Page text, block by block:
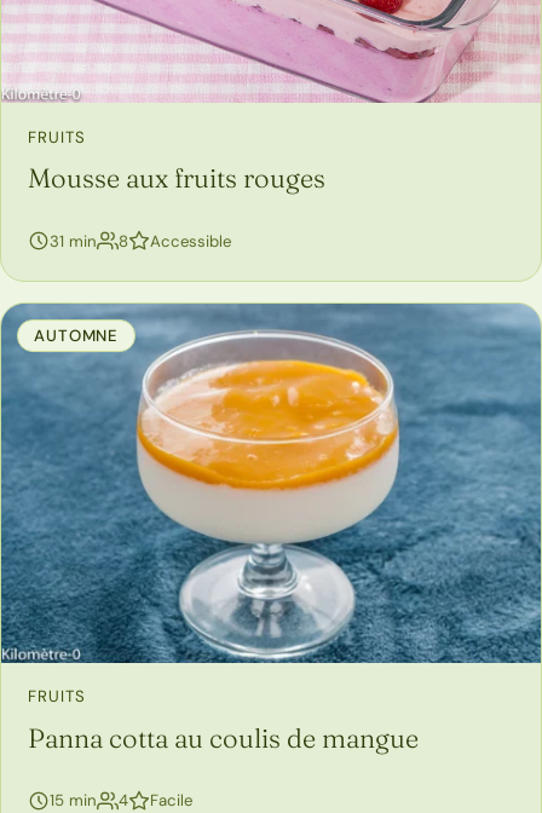
FRUITS
Mousse aux fruits rouges
31 min 8personnes
Accessible
AUTOMNE
FRUITS
Panna cotta au coulis de mangue
15 min 4personnes
Facile